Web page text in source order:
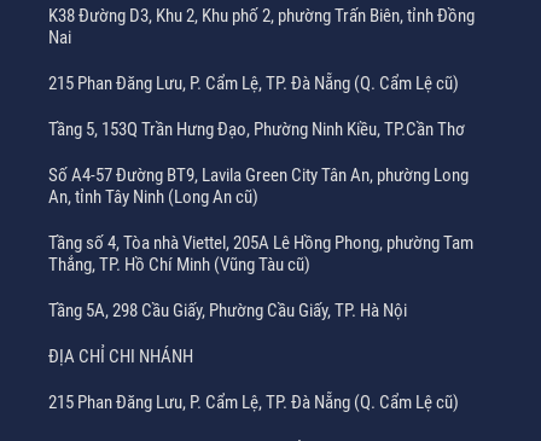
K38 Đường D3, Khu 2, Khu phố 2, phường Trấn Biên, tỉnh Đồng
Nai
215 Phan Đăng Lưu, P. Cẩm Lệ, TP. Đà Nẵng (Q. Cẩm Lệ cũ)
Tầng 5, 153Q Trần Hưng Đạo, Phường Ninh Kiều, TP.Cần Thơ
Số A4-57 Đường BT9, Lavila Green City Tân An, phường Long
An, tỉnh Tây Ninh (Long An cũ)
Tầng số 4, Tòa nhà Viettel, 205A Lê Hồng Phong, phường Tam
Thắng, TP. Hồ Chí Minh (Vũng Tàu cũ)
Tầng 5A, 298 Cầu Giấy, Phường Cầu Giấy, TP. Hà Nội
ĐỊA CHỈ CHI NHÁNH
215 Phan Đăng Lưu, P. Cẩm Lệ, TP. Đà Nẵng (Q. Cẩm Lệ cũ)